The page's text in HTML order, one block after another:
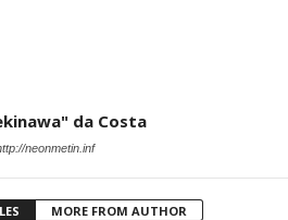
da Costa
neonmetin.inf
MORE FROM AUTHOR